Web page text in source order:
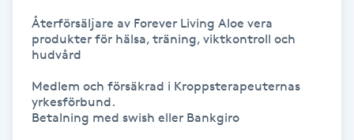
Hudföryngring
Hudvård
Återförsäljare av Forever Living Aloe vera
produkter för hälsa, träning, viktkontroll och
hudvård
Medlem och försäkrad i Kroppsterapeuternas
yrkesförbund.
Betalning med swish eller Bankgiro